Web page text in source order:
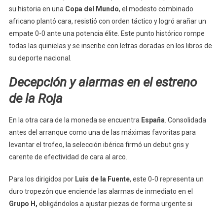
su historia en una Copa del Mundo, el modesto combinado
africano plantó cara, resistió con orden táctico y logró arañar un
empate 0-0 ante una potencia élite. Este punto histórico rompe
todas las quinielas y se inscribe con letras doradas en los libros de
su deporte nacional.
Decepción y alarmas en el estreno
de la Roja
En la otra cara de la moneda se encuentra España . Consolidada
antes del arranque como una de las máximas favoritas para
levantar el trofeo, la selección ibérica firmó un debut gris y
carente de efectividad de cara al arco.
Para los dirigidos por Luis de la Fuente, este 0-0 representa un
duro tropezón que enciende las alarmas de inmediato en el
Grupo H, obligándolos a ajustar piezas de forma urgente si